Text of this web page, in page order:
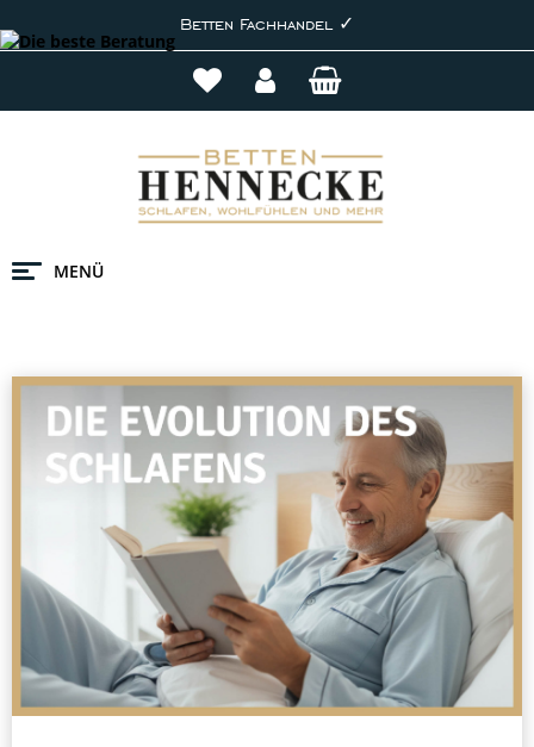
Betten Fachhandel ✓
MENÜ